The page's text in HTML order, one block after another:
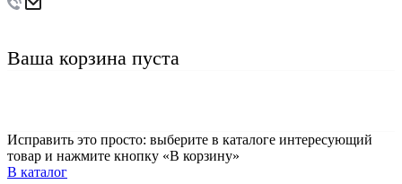
Ваша корзина пуста
Исправить это просто: выберите в каталоге интересующий
товар и нажмите кнопку «В корзину»
В каталог